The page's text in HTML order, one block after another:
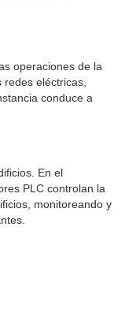
operaciones de la
redes eléctricas,
conduce a
En el
PLC controlan la
monitoreando y